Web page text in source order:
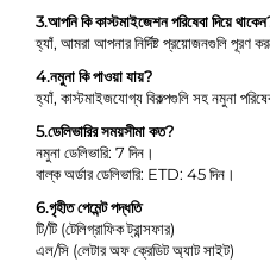
3.আপনি কি কাস্টমাইজেশন পরিষেবা দিয়ে
হ্যাঁ, আমরা আপনার নির্দিষ্ট প্রয়োজনগুলি পূরণ
4.নমুনা কি পাওয়া যায়?
হ্যাঁ, কাস্টমাইজযোগ্য বিকল্পগুলি সহ নমুনা
5.ডেলিভারির সময়সীমা কত?
নমুনা ডেলিভারি: 7 দিন।
বাল্ক অর্ডার ডেলিভারি: ETD: 45 দিন।
6.গৃহীত পেমেন্ট পদ্ধতি
টি/টি (টেলিগ্রাফিক ট্রান্সফার)
এল/সি (লেটার অফ ক্রেডিট অ্যাট সাইট)